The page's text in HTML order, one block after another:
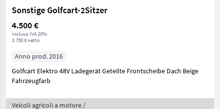
Sonstige Golfcart-2Sitzer
4.500 €
inclusa IVA 20%
3.750 € netto
Anno prod. 2016
Golfcart Elektro 48V Ladegerät Geteilte Frontscheibe Dach Beige
Fahrzeugfarb
Veicoli agricoli a motore /